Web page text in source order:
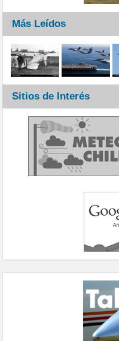
Más Leídos
Sitios de Interés